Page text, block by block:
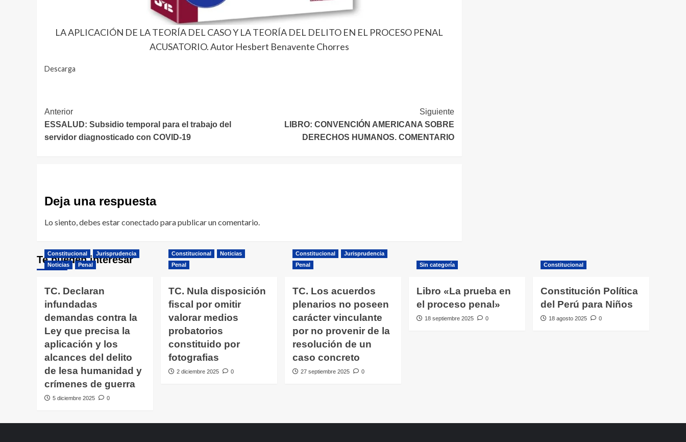
LA APLICACIÓN DE LA TEORÍA DEL CASO Y LA TEORÍA DEL DELITO EN EL PROCESO PENAL
ACUSATORIO. Autor Hesbert Benavente Chorres
Descarga
Navegación
de
entradas
Anterior
ESSALUD: Subsidio temporal para el trabajo del
servidor diagnosticado con COVID-19
Siguiente
LIBRO: CONVENCIÓN AMERICANA SOBRE
DERECHOS HUMANOS. COMENTARIO
Deja una respuesta
Lo siento, debes estarconectado para publicar un comentario.
Te pueden interesar
Constitucional
Jurisprudencia
Noticias
Penal
TC. Declaran
infundadas
demandas contra la
Ley que precisa la
aplicación y los
alcances del delito
de lesa humanidad y
crímenes de guerra
5 diciembre 2025 0
Constitucional
Noticias
Penal
TC. Nula disposición
fiscal por omitir
valorar medios
probatorios
constituido por
fotografias
2 diciembre 2025 0
Constitucional
Jurisprudencia
Penal
TC. Los acuerdos
plenarios no poseen
carácter vinculante
por no provenir de la
resolución de un
caso concreto
27 septiembre 2025 0
Sin categoría
Libro «La prueba en
el proceso penal»
18 septiembre 2025 0
Constitucional
Constitución Política
del Perú para Niños
18 agosto 2025 0